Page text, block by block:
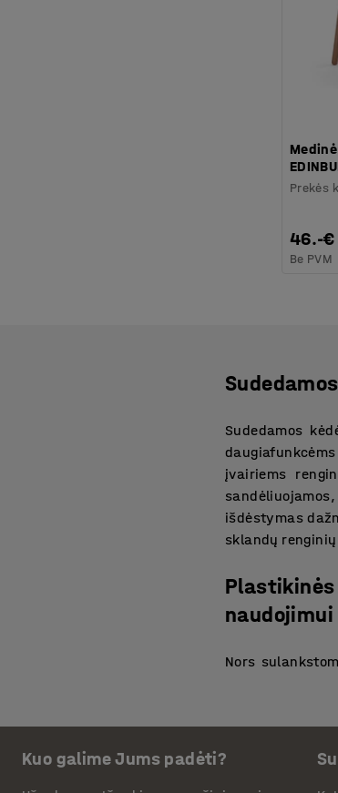
Prekės
46.-€
Be PVM
Sudedamos
įvairiems
išdėstymas
sklandų
naudojimui
Nors
forma ir
populiarus
tinkamos
mobilumas ir
Kuo galime Jums padėti?